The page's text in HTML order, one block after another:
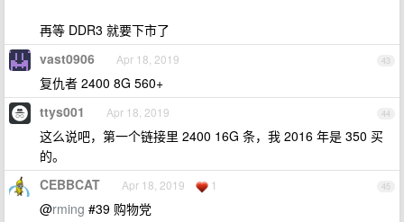
再等 DDR3 就要下市了
43
vast0906 Apr 18, 2019
复仇者 2400 8G 560+
44
ttys001 Apr 18, 2019
这么说吧，第一个链接里 2400 16G 条，我 2016 年是 350 买
的。
45
CEBBCAT Apr 18, 2019 1
@rming #39 购物党